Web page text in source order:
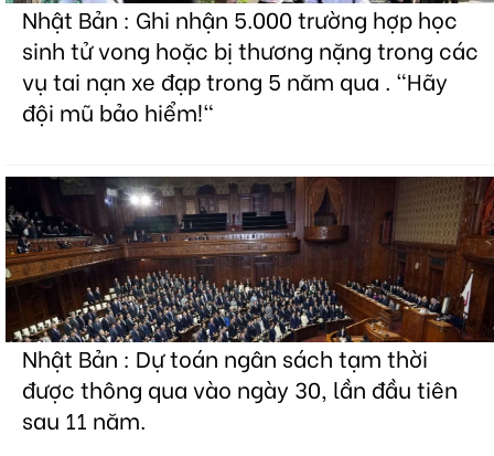
Nhật Bản : Ghi nhận 5.000 trường hợp học
sinh tử vong hoặc bị thương nặng trong các
vụ tai nạn xe đạp trong 5 năm qua . "Hãy
đội mũ bảo hiểm!"
Nhật Bản : Dự toán ngân sách tạm thời
được thông qua vào ngày 30, lần đầu tiên
sau 11 năm.